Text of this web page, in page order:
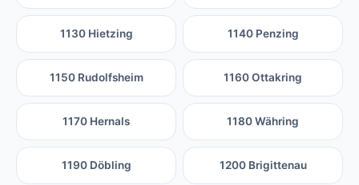
1130 Hietzing 1140 Penzing
1150 Rudolfsheim 1160 Ottakring
1170 Hernals 1180 Währing
1190 Döbling 1200 Brigittenau